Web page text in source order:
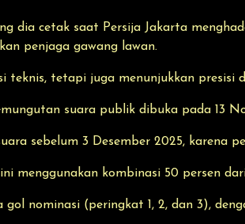
dia cetak saat Persija Jakarta
penjaga gawang lawan.
teknis, tetapi juga menunjukkan presisi
suara publik dibuka pada 13
sebelum 3 Desember 2025,
menggunakan kombinasi 50 persen
nominasi (peringkat 1, 2, dan 3),